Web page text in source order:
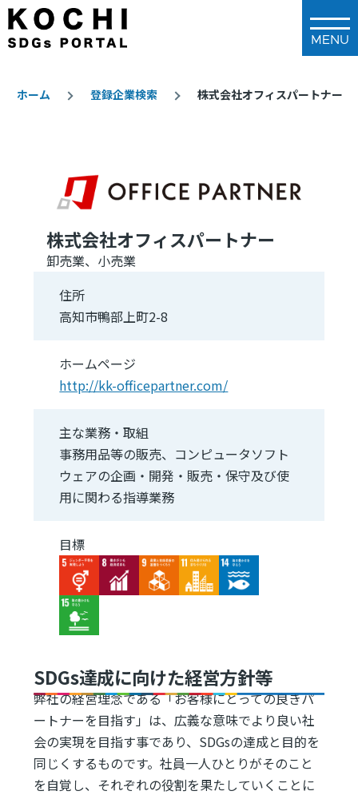
メインコンテンツに移動
ホーム 登録企業検索 株式会社オフィスパートナー
株式会社オフィスパートナー
卸売業、小売業
住所
高知市鴨部上町2-8
ホームページ
http://kk-officepartner.com/
主な業務・取組
事務用品等の販売、コンピュータソフト
ウェアの企画・開発・販売・保守及び使
用に関わる指導業務
目標
Image Image Image Image Image
Image
SDGs達成に向けた経営方針等
弊社の経営理念である「お客様にとっての良きパ
ートナーを目指す」は、広義な意味でより良い社
会の実現を目指す事であり、SDGsの達成と目的を
同じくするものです。社員一人ひとりがそのこと
を自覚し、それぞれの役割を果たしていくことに